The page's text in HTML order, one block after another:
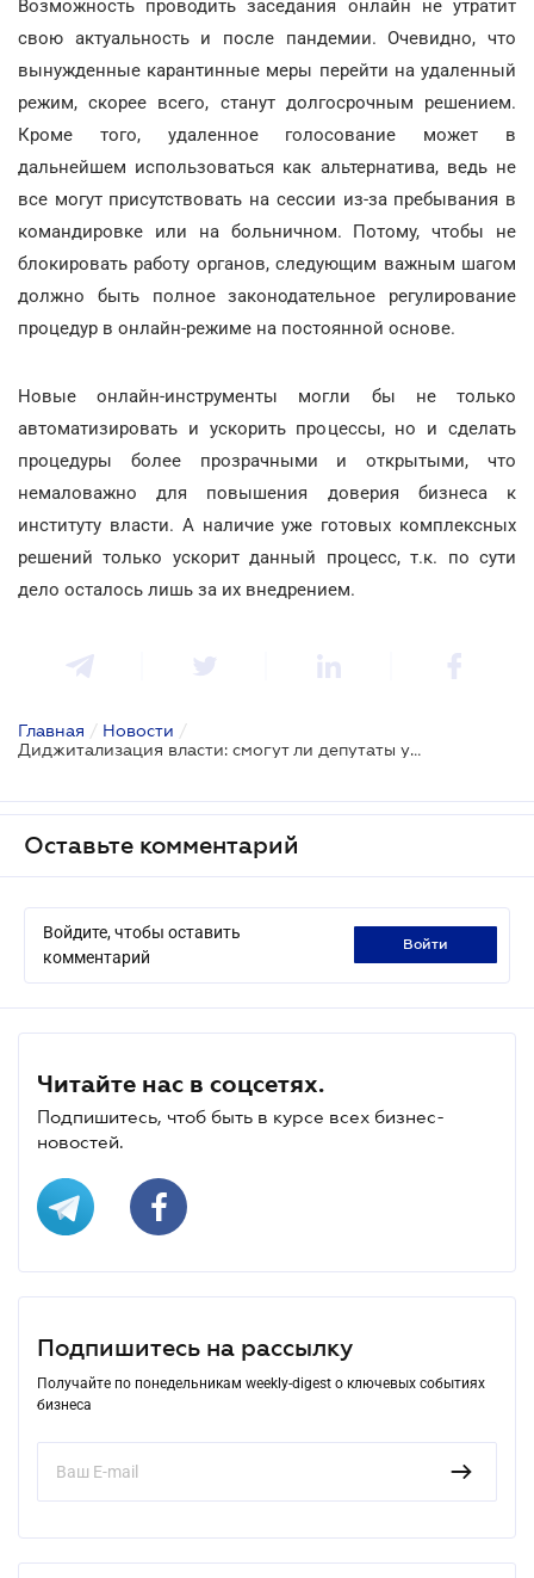
Возможность проводить заседания онлайн не утратит
свою актуальность и после пандемии. Очевидно, что
вынужденные карантинные меры перейти на удаленный
режим, скорее всего, станут долгосрочным решением.
Кроме того, удаленное голосование может в
дальнейшем использоваться как альтернатива, ведь не
все могут присутствовать на сессии из-за пребывания в
командировке или на больничном. Потому, чтобы не
блокировать работу органов, следующим важным шагом
должно быть полное законодательное регулирование
процедур в онлайн-режиме на постоянной основе.
Новые онлайн-инструменты могли бы не только
автоматизировать и ускорить процессы, но и сделать
процедуры более прозрачными и открытыми, что
немаловажно для повышения доверия бизнеса к
институту власти. А наличие уже готовых комплексных
решений только ускорит данный процесс, т.к. по сути
дело осталось лишь за их внедрением.
Главная / Новости /
Диджитализация власти: смогут ли депутаты уйти в онлайн
Оставьте комментарий
Войдите, чтобы оставить
комментарий
войти
Читайте нас в соцсетях.
Подпишитесь, чтоб быть в курсе всех бизнес-
новостей.
Подпишитесь на рассылку
Получайте по понедельникам weekly-digest о ключевых событиях
бизнеса